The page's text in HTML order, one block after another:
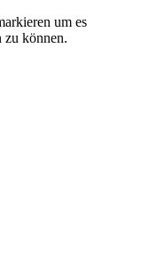
um es
zu können.